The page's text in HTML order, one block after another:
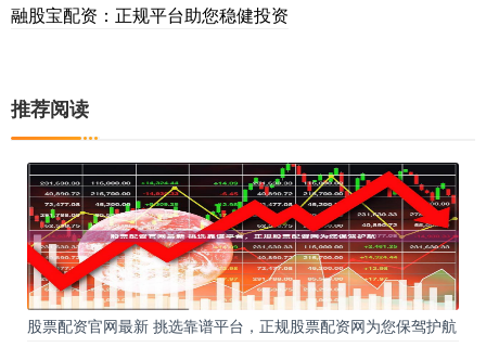
融股宝配资：正规平台助您稳健投资
推荐阅读
股票配资官网最新 挑选靠谱平台，正规股票配资网为您保驾护航